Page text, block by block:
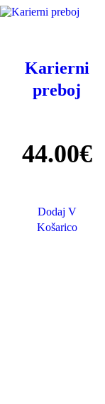
Karierni
preboj
44.00€
Dodaj V
Košarico